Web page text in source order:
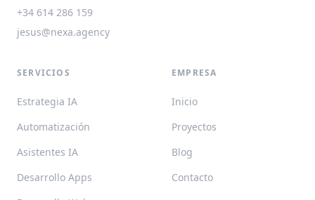
+34 614 286 159
jesus@nexa.agency
SERVICIOS
Estrategia IA
Automatización
Asistentes IA
Desarrollo Apps
EMPRESA
Inicio
Proyectos
Blog
Contacto